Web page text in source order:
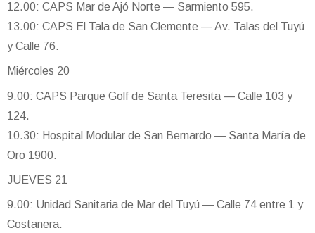
12.00: CAPS Mar de Ajó Norte — Sarmiento 595.
13.00: CAPS El Tala de San Clemente — Av. Talas del Tuyú
y Calle 76.
Miércoles 20
9.00: CAPS Parque Golf de Santa Teresita — Calle 103 y
124.
10.30: Hospital Modular de San Bernardo — Santa María de
Oro 1900.
JUEVES 21
9.00: Unidad Sanitaria de Mar del Tuyú — Calle 74 entre 1 y
Costanera.